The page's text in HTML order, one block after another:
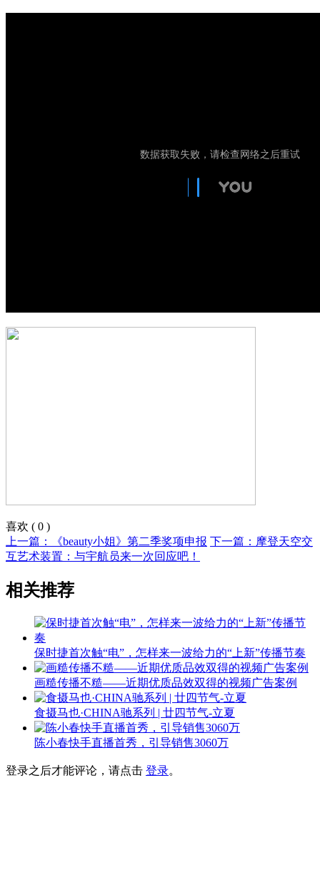
喜欢 ( 0 )
上一篇：《beauty小姐》第二季奖项申报 下一篇：摩登天空交
互艺术装置：与宇航员来一次回应吧！
相关推荐
保时捷首次触“电”，怎样来一波给力的“上新”传播节奏
画糙传播不糙——近期优质品效双得的视频广告案例
食摄马也·CHINA驰系列 | 廿四节气-立夏
陈小春快手直播首秀，引导销售3060万
登录之后才能评论，请点击 登录。